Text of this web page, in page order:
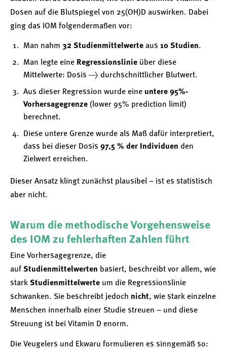
Dosen auf die Blutspiegel von 25(OH)D auswirken. Dabei
ging das IOM folgendermaßen vor:
Man nahm32 Studienmittelwerte aus10 Studien.
Man legte eine Regressionslinie über diese
Mittelwerte: Dosis → durchschnittlicher Blutwert.
Aus dieser Regression wurde eine untere 95%-
Vorhersagegrenze (lower 95% prediction limit)
berechnet.
Diese untere Grenze wurde als Maß dafür interpretiert,
dass bei dieser Dosis97,5 % der Individuen den
Zielwert erreichen.
Dieser Ansatz klingt zunächst plausibel – ist es statistisch
aber nicht.
Warum die methodische Vorgehensweise
des IOM zu fehlerhaften Zahlen führt
Eine Vorhersagegrenze, die
auf Studienmittelwerten basiert, beschreibt vor allem, wie
stark Studienmittelwerte um die Regressionslinie
schwanken. Sie beschreibt jedoch nicht, wie stark einzelne
Menschen innerhalb einer Studie streuen – und diese
Streuung ist bei Vitamin D enorm.
Die Veugelers und Ekwaru formulieren es sinngemäß so: